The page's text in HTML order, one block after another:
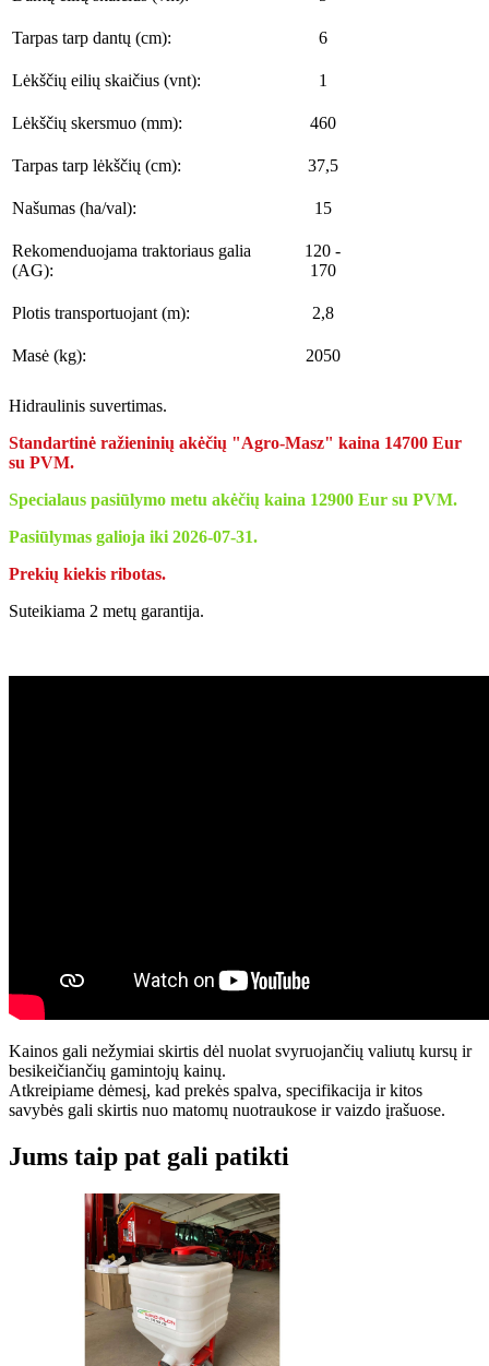
Tarpas tarp dantų (cm): 6
Lėkščių eilių skaičius (vnt): 1
Lėkščių skersmuo (mm): 460
Tarpas tarp lėkščių (cm): 37,5
Našumas (ha/val): 15
Rekomenduojama traktoriaus galia
(AG):
120 -
170
Plotis transportuojant (m): 2,8
Masė (kg): 2050
Hidraulinis suvertimas.
Standartinė ražieninių akėčių "Agro-Masz" kaina 14700 Eur
su PVM.
Specialaus pasiūlymo metu akėčių kaina 12900 Eur su PVM.
Pasiūlymas galioja iki 2026-07-31.
Prekių kiekis ribotas.
Suteikiama 2 metų garantija.
Kainos gali nežymiai skirtis dėl nuolat svyruojančių valiutų kursų ir
besikeičiančių gamintojų kainų.
Atkreipiame dėmesį, kad prekės spalva, specifikacija ir kitos
savybės gali skirtis nuo matomų nuotraukose ir vaizdo įrašuose.
Jums taip pat gali patikti